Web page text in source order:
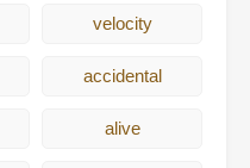
velocity
accidental
alive